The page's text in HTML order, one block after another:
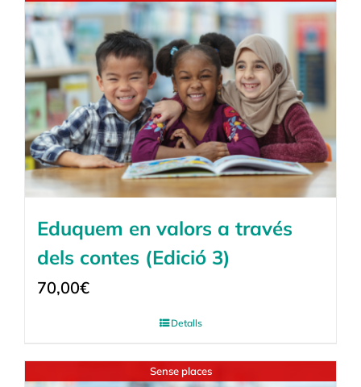
Eduquem en valors a través
dels contes (Edició 3)
70,00€
Detalls
Sense places